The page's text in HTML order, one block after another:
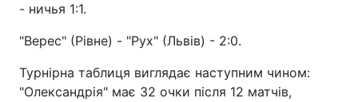
- ничья 1:1.
"Верес" (Рівне) - "Рух" (Львів) - 2:0.
Турнірна таблиця виглядає наступним чином:
"Олександрія" має 32 очки після 12 матчів,